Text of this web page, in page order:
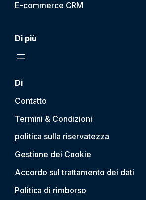
E-commerce CRM
Di più
Di
Contatto
Termini & Condizioni
politica sulla riservatezza
Gestione dei Cookie
Accordo sul trattamento dei dati
Politica di rimborso